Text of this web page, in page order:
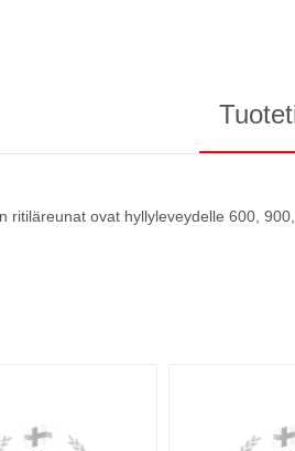
ritiläreunat ovat hyllyleveydelle 600,